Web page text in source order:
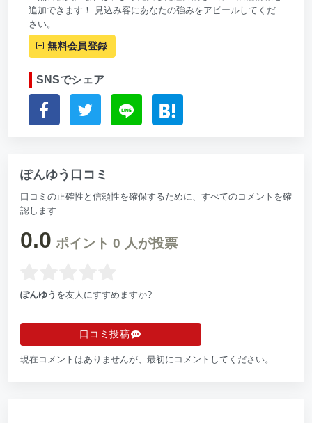
追加できます！ 見込み客にあなたの強みをアピールしてくだ
さい。
無料会員登録
SNSでシェア
ぽんゆう口コミ
口コミの正確性と信頼性を確保するために、すべてのコメントを確
認します
0.0 ポイント0 人が投票
ぽんゆう を友人にすすめますか?
口コミ投稿
現在コメントはありませんが、最初にコメントしてください。